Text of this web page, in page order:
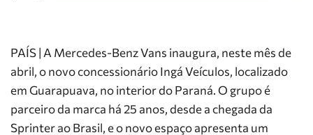
PAÍS | A Mercedes-Benz Vans inaugura, neste mês de
abril, o novo concessionário Ingá Veículos, localizado
em Guarapuava, no interior do Paraná. O grupo é
parceiro da marca há 25 anos, desde a chegada da
Sprinter ao Brasil, e o novo espaço apresenta um